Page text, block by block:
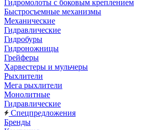
Гидромолоты с боковым креплением
Быстросъемные механизмы
Механические
Гидравлические
Гидробуры
Гидроножницы
Грейферы
Харвестеры и мульчеры
Рыхлители
Мега рыхлители
Монолитные
Гидравлические
Спецпредложения
Бренды